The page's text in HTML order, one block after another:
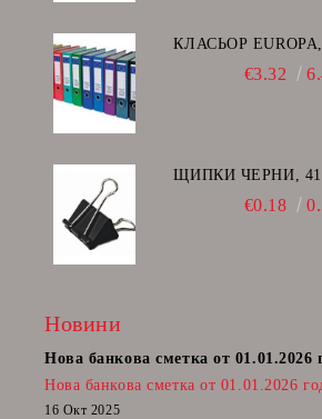
КЛАСЬОР
€3.32
ЩИПКИ ЧЕРНИ,
€0.18
Новини
Нова банкова сметка от 01.01.2026
Нова банкова сметка от 01.01.2026
16 Окт 2025